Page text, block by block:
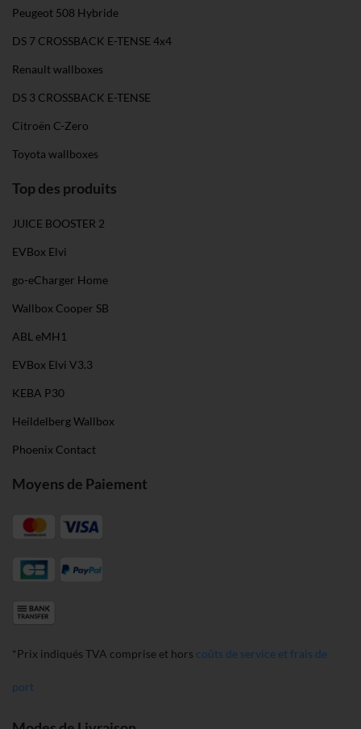
Peugeot 508 Hybride
DS 7 CROSSBACK E-TENSE 4x4
Renault wallboxes
DS 3 CROSSBACK E-TENSE
Citroën C-Zero
Toyota wallboxes
Top des produits
JUICE BOOSTER 2
EVBox Elvi
go-eCharger Home
Wallbox Cooper SB
ABL eMH1
EVBox Elvi V3.3
KEBA P30
Heildelberg Wallbox
Phoenix Contact
Moyens de Paiement
*Prix indiqués TVA comprise et hors coûts de service et frais de
port